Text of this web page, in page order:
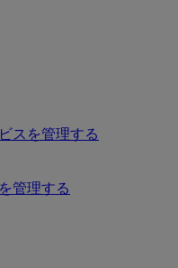
スを管理する
管理する